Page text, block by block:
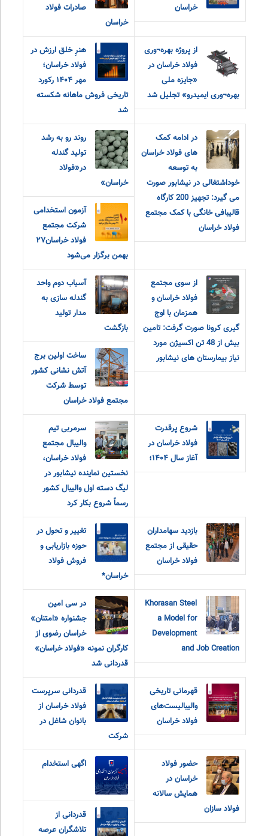
خراسان
صادرات فولاد
خراسان
از پروژه بهره¬وری
فولاد خراسان در
«جایزه ملی
بهره¬وری ایمیدرو» تجلیل شد
هنرِ خلق ارزش در
فولاد خراسان؛
مهر ۱۴۰۴ رکورد
تاریخی فروش ماهانه شکسته
شد
در ادامه کمک
های فولاد خراسان
به توسعه
خوداشتغالی در نیشابور صورت
می گیرد: تجهیز 200 کارگاه
قالیبافی خانگی با کمک مجتمع
فولاد خراسان
روند رو به رشد
تولید گندله
در«فولاد
خراسان»
آزمون استخدامی
شرکت مجتمع
فولاد خراسان۲۷
بهمن برگزار می‌شود
از سوی مجتمع
فولاد خراسان و
همزمان با اوج
گیری کرونا صورت گرفت: تامین
بیش از 48 تن اکسیژن مورد
نیاز بیمارستان های نیشابور
آسیاب دوم واحد
گندله سازی به
مدار تولید
بازگشت
ساخت اولین برج
آتش نشانی کشور
توسط شرکت
مجتمع فولاد خراسان
شروع پرقدرت
فولاد خراسان در
آغاز سال ۱۴۰۴؛
سرمربی تیم
والیبال مجتمع
فولاد خراسان،
نخستین نماینده نیشابور در
لیگ دسته اول والیبال کشور
رسماً شروع بکار کرد
بازدید سهامداران
حقیقی از مجتمع
فولاد خراسان
تغییر و تحول در
حوزه بازاریابی و
فروش فولاد
خراسان*
Khorasan Steel
a Model for
Development
and Job Creation
در سی امین
جشنواره «امتنان»
خراسان رضوی از
کارگران نمونه «فولاد خراسان»
قدردانی شد
قهرمانی تاریخی
والیبالیست‌های
فولاد خراسان
قدردانی سرپرست
فولاد خراسان از
بانوان شاغل در
شرکت
حضور فولاد
خراسان در
همایش سالانه
فولاد سازان
اگهی استخدام
قدردانی از
تلاشگران عرصه